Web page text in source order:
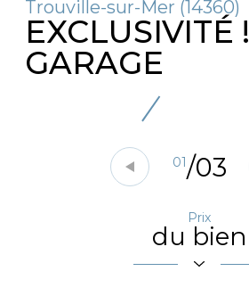
Trouville-sur-Mer (14360)
EXCLUSIVITÉ !
GARAGE
01/03
Prix
du bien